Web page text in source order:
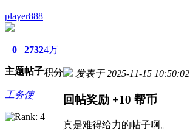
player888
0
主题
2732
帖子
4万
积分
工务使
发表于 2025-11-15 10:50:02
回帖奖励 +10 帮币
真是难得给力的帖子啊。